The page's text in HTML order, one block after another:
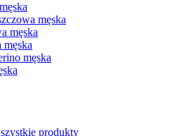
męska
męska
męska